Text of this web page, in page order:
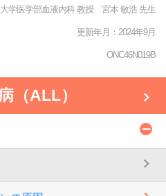
大学医学部血液内科 教授 宮本 敏浩 先生
更新年月：2024年9月
ONC46N019B
（ALL）